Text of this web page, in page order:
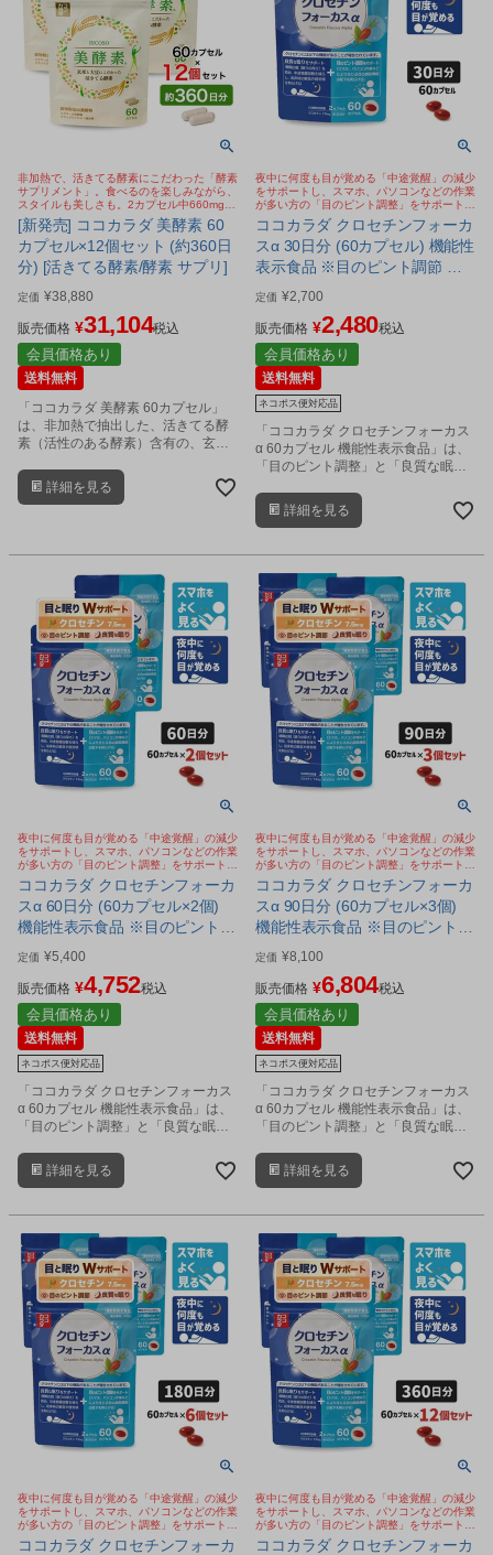
非加熱で、活きてる酵素にこだわった「酵素
サプリメント」。食べるのを楽しみながら、
スタイルも美しさも。2カプセル中660mgの
活きてる酵素含有の麹酵素。エクオール乳酸
菌、ブラックジンジャーも配合
[新発売] ココカラダ 美酵素 60
カプセル×12個セット (約360日
分) [活きてる酵素/酵素 サプリ]
定価 ¥38,880
販売価格 ¥31,104税込
会員価格あり
送料無料
「ココカラダ 美酵素 60カプセル」
は、非加熱で抽出した、活きてる酵
素（活性のある酵素）含有の、玄米
を2カプセル中660mg配合した、酵
素サプリメントです。
詳細を見る
夜中に何度も目が覚める「中途覚醒」の減少
をサポートし、スマホ、パソコンなどの作業
が多い方の「目のピント調整」をサポートす
るサプリメント
ココカラダ クロセチンフォーカ
スα 30日分 (60カプセル) 機能性
表示食品 ※目のピント調節 睡
眠の質 Wサポート サプリ [睡眠
サプリ/目サプリ] ※ネコポス対
応商品
定価 ¥2,700
販売価格 ¥2,480税込
会員価格あり
送料無料
ネコポス便対応品
「ココカラダ クロセチンフォーカス
α 60カプセル 機能性表示食品」は、
「目のピント調整」と「良質な眠
を配合したサプリメントです。
詳細を見る
夜中に何度も目が覚める「中途覚醒」の減少
をサポートし、スマホ、パソコンなどの作業
が多い方の「目のピント調整」をサポートす
るサプリメント
ココカラダ クロセチンフォーカ
スα 60日分 (60カプセル×2個)
機能性表示食品 ※目のピント調
節 睡眠の質 Wサポート サプリ
[睡眠サプリ/目サプリ] ※ネコポ
ス対応商品
定価 ¥5,400
販売価格 ¥4,752税込
会員価格あり
送料無料
ネコポス便対応品
「ココカラダ クロセチンフォーカス
α 60カプセル 機能性表示食品」は、
「目のピント調整」と「良質な眠
を配合したサプリメントです。
詳細を見る
夜中に何度も目が覚める「中途覚醒」の減少
をサポートし、スマホ、パソコンなどの作業
が多い方の「目のピント調整」をサポートす
るサプリメント
ココカラダ クロセチンフォーカ
スα 90日分 (60カプセル×3個)
機能性表示食品 ※目のピント調
節 睡眠の質 Wサポート サプリ
[睡眠サプリ/目サプリ] ※ネコポ
ス対応商品
定価 ¥8,100
販売価格 ¥6,804税込
会員価格あり
送料無料
ネコポス便対応品
「ココカラダ クロセチンフォーカス
α 60カプセル 機能性表示食品」は、
「目のピント調整」と「良質な眠
を配合したサプリメントです。
詳細を見る
夜中に何度も目が覚める「中途覚醒」の減少
をサポートし、スマホ、パソコンなどの作業
が多い方の「目のピント調整」をサポートす
るサプリメント
ココカラダ クロセチンフォーカ
夜中に何度も目が覚める「中途覚醒」の減少
をサポートし、スマホ、パソコンなどの作業
が多い方の「目のピント調整」をサポートす
るサプリメント
ココカラダ クロセチンフォーカ